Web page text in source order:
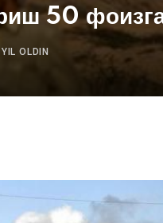
50
OLDIN